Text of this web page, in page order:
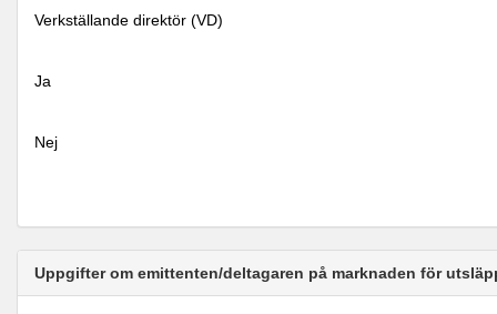
Verkställande direktör (VD)
Ja
Nej
Uppgifter om emittenten/deltagaren på marknaden för